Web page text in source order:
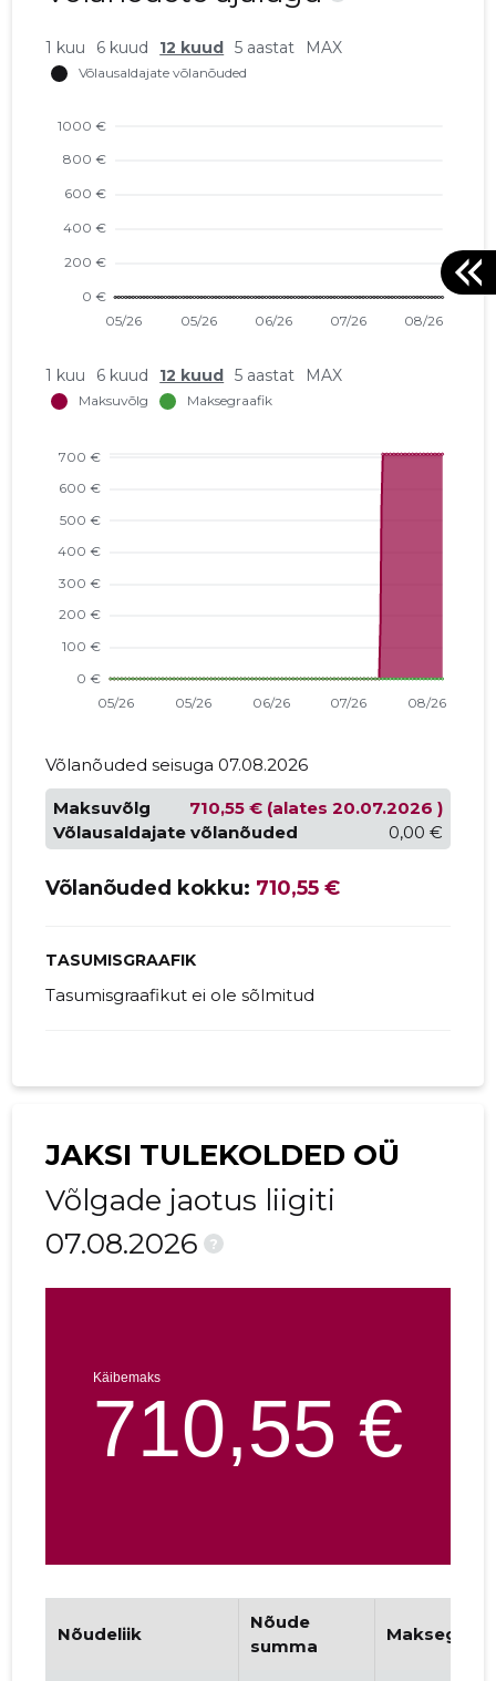
1 kuu 6 kuud 12 kuud 5 aastat MAX
1 kuu 6 kuud 12 kuud 5 aastat MAX
Võlanõuded seisuga 07.08.2026
Maksuvõlg
710,55 € (alates 20.07.2026 )
Võlausaldajate võlanõuded
0,00 €
Võlanõuded kokku: 710,55 €
TASUMISGRAAFIK
Tasumisgraafikut ei ole sõlmitud
JAKSI TULEKOLDED OÜ
Võlgade jaotus liigiti
07.08.2026
?
Nõudeliik
Nõude
summa